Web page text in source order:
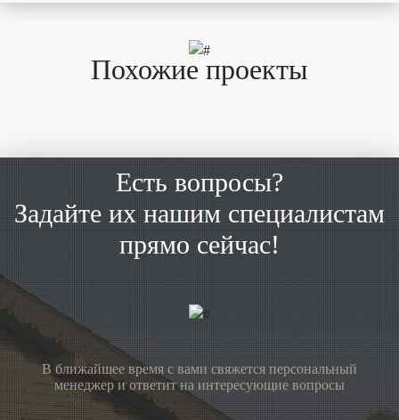
Похожие проекты
Есть вопросы?
Задайте их нашим специалистам
прямо сейчас!
В ближайшее время с вами свяжется персональный
менеджер и ответит на интересующие вопросы